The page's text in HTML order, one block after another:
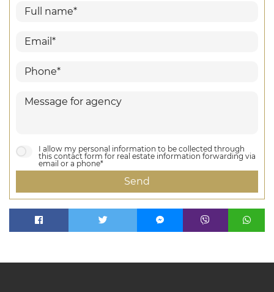
I allow my personal information to be collected through
this contact form for real estate information forwarding via
email or a phone*
Send